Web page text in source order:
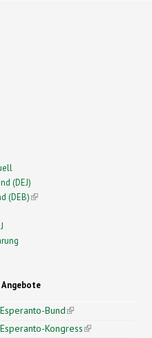
(DEJ)
(DEB)(link is external)
Bund(link is
external)
Kongress(link is